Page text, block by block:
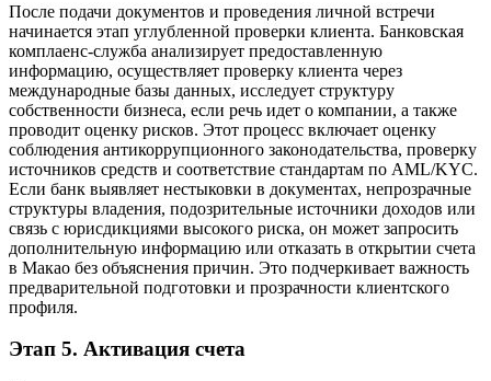
После подачи документов и проведения личной встречи
начинается этап углубленной проверки клиента. Банковская
комплаенс-служба анализирует предоставленную
информацию, осуществляет проверку клиента через
международные базы данных, исследует структуру
собственности бизнеса, если речь идет о компании, а также
проводит оценку рисков. Этот процесс включает оценку
соблюдения антикоррупционного законодательства, проверку
источников средств и соответствие стандартам по AML/KYC.
Если банк выявляет нестыковки в документах, непрозрачные
структуры владения, подозрительные источники доходов или
связь с юрисдикциями высокого риска, он может запросить
дополнительную информацию или отказать в открытии счета
в Макао без объяснения причин. Это подчеркивает важность
предварительной подготовки и прозрачности клиентского
профиля.
Этап 5. Активация счета